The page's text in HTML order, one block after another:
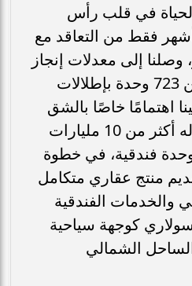
في قلب رأس
وبعد مرور 9 أشهر فقط من التعاقد مع
إلى معدلات إنجاز
متقدمة شملت أكثر من 723 وحدة بإطلالات
اهتمامًا خاصًا بالشق
الفندقي الذي خصصنا له أكثر من 10 مليارات
ليضم نحو 1,000 وحدة فندقية، في خطوة
منتج عقاري متكامل
والخدمات الفندقية
سولاري كوجهة سياحية
الشمالي